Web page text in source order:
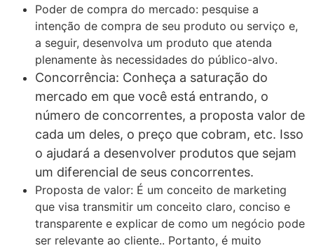
Poder de compra do mercado: pesquise a
intenção de compra de seu produto ou serviço e,
a seguir, desenvolva um produto que atenda
plenamente às necessidades do público-alvo.
Concorrência: Conheça a saturação do
mercado em que você está entrando, o
número de concorrentes, a proposta valor de
cada um deles, o preço que cobram, etc. Isso
o ajudará a desenvolver produtos que sejam
um diferencial de seus concorrentes.
Proposta de valor: É um conceito de marketing
que visa transmitir um conceito claro, conciso e
transparente e explicar de como um negócio pode
ser relevante ao cliente.. Portanto, é muito